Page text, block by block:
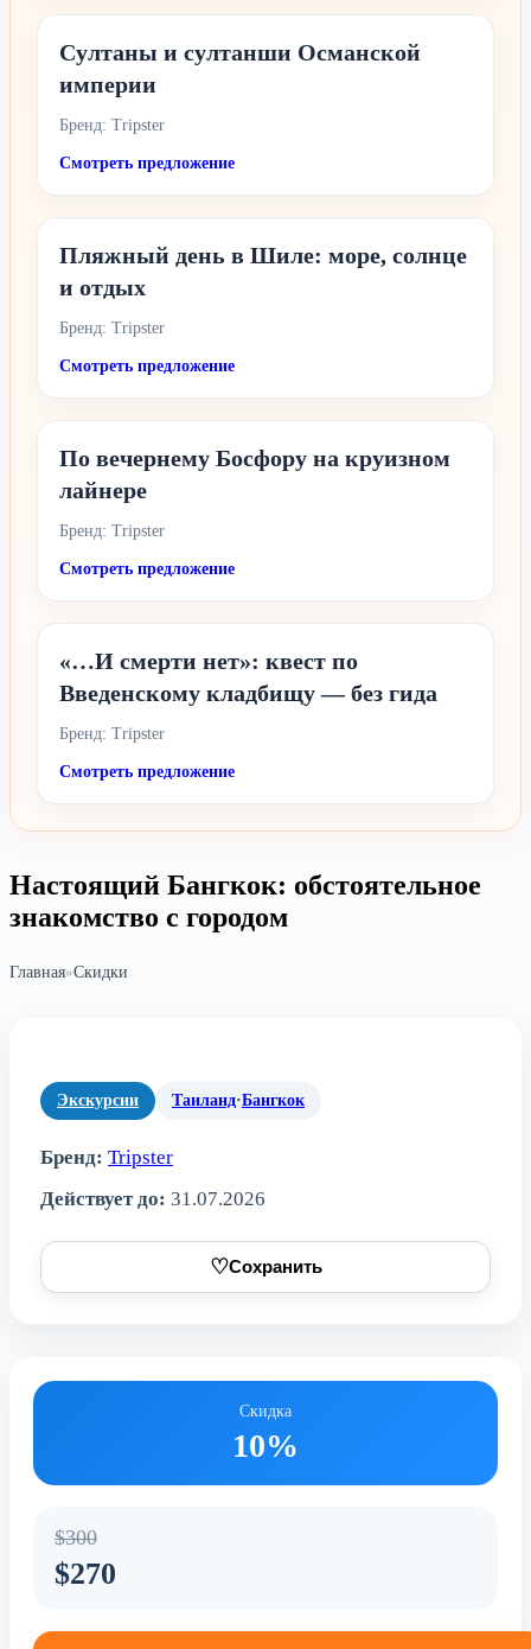
Султаны и султанши Османской
империи
Бренд: Tripster
Смотреть предложение
Пляжный день в Шиле: море, солнце
и отдых
Бренд: Tripster
Смотреть предложение
По вечернему Босфору на круизном
лайнере
Бренд: Tripster
Смотреть предложение
«…И смерти нет»: квест по
Введенскому кладбищу — без гида
Бренд: Tripster
Смотреть предложение
Настоящий Бангкок: обстоятельное
знакомство с городом
Главная»Скидки
Экскурсии Таиланд·Бангкок
Бренд: Tripster
Действует до: 31.07.2026
♡Сохранить
Скидка
10%
$300
$270